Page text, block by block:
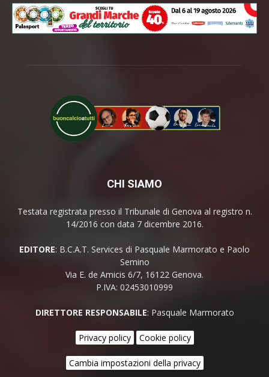
CHI SIAMO
Testata registrata presso il Tribunale di Genova al registro n.
14/2016 con data 7 dicembre 2016.
EDITORE: B.C.A.T. Services di Pasquale Marmorato e Paolo
Semino
Via E. de Amicis 6/7, 16122 Genova.
P.IVA: 02453010999
DIRETTORE RESPONSABILE: Pasquale Marmorato
Privacy policy Cookie policy
Cambia impostazioni della privacy